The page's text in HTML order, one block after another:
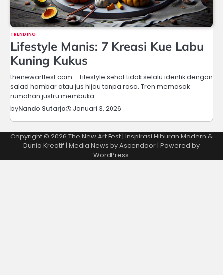
TRENDING
Lifestyle Manis: 7 Kreasi Kue Labu
Kuning Kukus
thenewartfest.com – Lifestyle sehat tidak selalu identik dengan
salad hambar atau jus hijau tanpa rasa. Tren memasak
rumahan justru membuka…
byNando Sutarjo Januari 3, 2026
Copyright © 2026 The New Art Fest | Inspirasi Hiburan Modern &
Dunia Kreatif| Media News byAscendoor| Powered by
WordPress.